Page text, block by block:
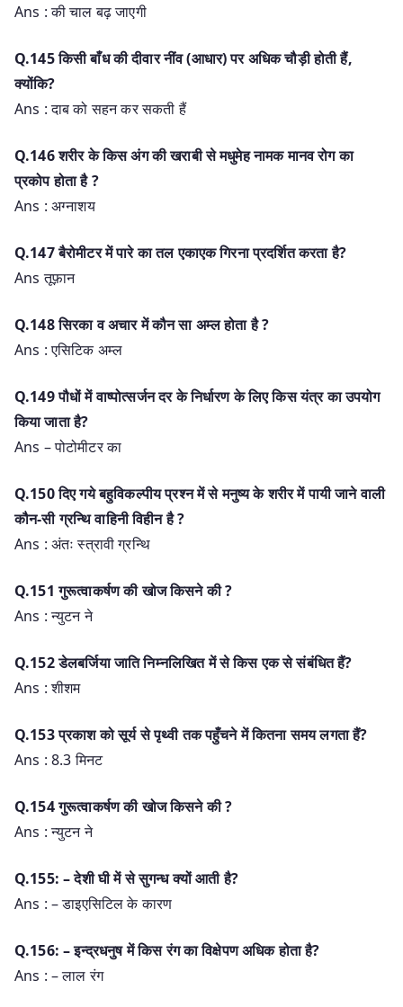
Ans : की चाल बढ़ जाएगी
Q.145 किसी बाँध की दीवार नींव (आधार) पर अधिक चौड़ी होती हैं,
क्योंकि?
Ans : दाब को सहन कर सकती हैं
Q.146 शरीर के किस अंग की खराबी से मधुमेह नामक मानव रोग का
प्रकोप होता है ?
Ans : अग्नाशय
Q.147 बैरोमीटर में पारे का तल एकाएक गिरना प्रदर्शित करता है?
Ans तूफ़ान
Q.148 सिरका व अचार में कौन सा अम्ल होता है ?
Ans : एसिटिक अम्ल
Q.149 पौधों में वाष्पोत्सर्जन दर के निर्धारण के लिए किस यंत्र का उपयोग
किया जाता है?
Ans – पोटोमीटर का
Q.150 दिए गये बहुविकल्पीय प्रश्न में से मनुष्य के शरीर में पायी जाने वाली
कौन-सी ग्रन्थि वाहिनी विहीन है ?
Ans : अंतः स्त्रावी ग्रन्थि
Q.151 गुरूत्वाकर्षण की खोज किसने की ?
Ans : न्युटन ने
Q.152 डेलबर्जिया जाति निम्नलिखित में से किस एक से संबंधित हैं?
Ans : शीशम
Q.153 प्रकाश को सूर्य से पृथ्वी तक पहुँचने में कितना समय लगता हैं?
Ans : 8.3 मिनट
Q.154 गुरूत्वाकर्षण की खोज किसने की ?
Ans : न्युटन ने
Q.155: – देशी घी में से सुगन्ध क्यों आती है?
Ans : – डाइएसिटिल के कारण
Q.156: – इन्द्रधनुष में किस रंग का विक्षेपण अधिक होता है?
Ans : – लाल रंग